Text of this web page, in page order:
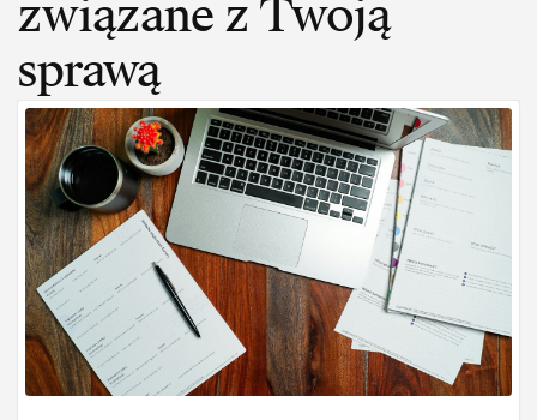
związane z Twoją
sprawą